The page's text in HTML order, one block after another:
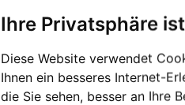
Ihre Privatsphäre
Diese Website verwendet
Ihnen ein besseres Internet-
die Sie sehen, besser an Ihre
11,50 €